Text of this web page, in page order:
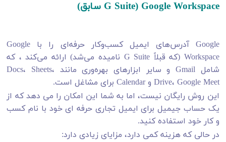
Google Workspace (G Suite سابق)
Google آدرس‌های ایمیل کسب‌وکار حرفه‌ای را با Google
Workspace (که قبلاً G Suite نامیده می‌شد) ارائه می‌کند ، که
شامل Gmail و سایر ابزارهای بهره‌وری مانند Docs، Sheets،
Drive، Google Meet و Calendar برای مشاغل است.
این روش رایگان نیست، اما به شما این امکان را می دهد که از
یک حساب جیمیل برای ایمیل تجاری حرفه ای خود با نام کسب
و کار خود استفاده کنید.
در حالی که هزینه کمی دارد، مزایای زیادی دارد: